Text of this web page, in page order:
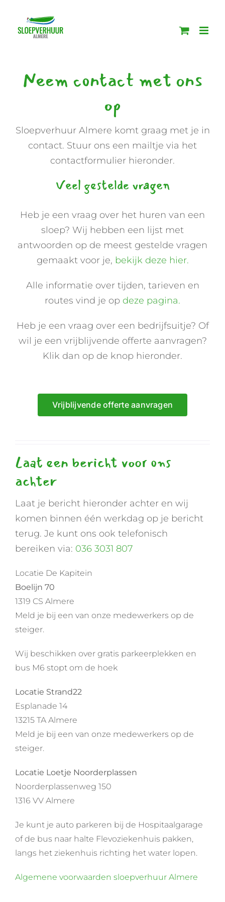
inhoud
Neem contact met ons
op
Sloepverhuur Almere komt graag met je in
contact. Stuur ons een mailtje via het
contactformulier hieronder.
Veel gestelde vragen
Heb je een vraag over het huren van een
sloep? Wij hebben een lijst met
antwoorden op de meest gestelde vragen
gemaakt voor je, bekijk deze hier.
Alle informatie over tijden, tarieven en
routes vind je op deze pagina.
Heb je een vraag over een bedrijfsuitje? Of
wil je een vrijblijvende offerte aanvragen?
Klik dan op de knop hieronder.
Vrijblijvende offerte aanvragen
Laat een bericht voor ons
achter
Laat je bericht hieronder achter en wij
komen binnen één werkdag op je bericht
terug. Je kunt ons ook telefonisch
bereiken via: 036 3031 807
Locatie De Kapitein
Boelijn 70
1319 CS Almere
Meld je bij een van onze medewerkers op de
steiger.
Wij beschikken over gratis parkeerplekken en
bus M6 stopt om de hoek
Locatie Strand22
Esplanade 14
13215 TA Almere
Meld je bij een van onze medewerkers op de
steiger.
Locatie Loetje Noorderplassen
Noorderplassenweg 150
1316 VV Almere
Je kunt je auto parkeren bij de Hospitaalgarage
of de bus naar halte Flevoziekenhuis pakken,
langs het ziekenhuis richting het water lopen.
Algemene voorwaarden sloepverhuur Almere